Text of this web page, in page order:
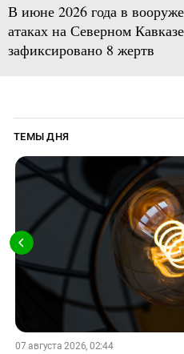
В июне 2026 года в
атаках на Северном
зафиксировано 8 жертв
ТЕМЫ ДНЯ
07 августа 2026, 02:44